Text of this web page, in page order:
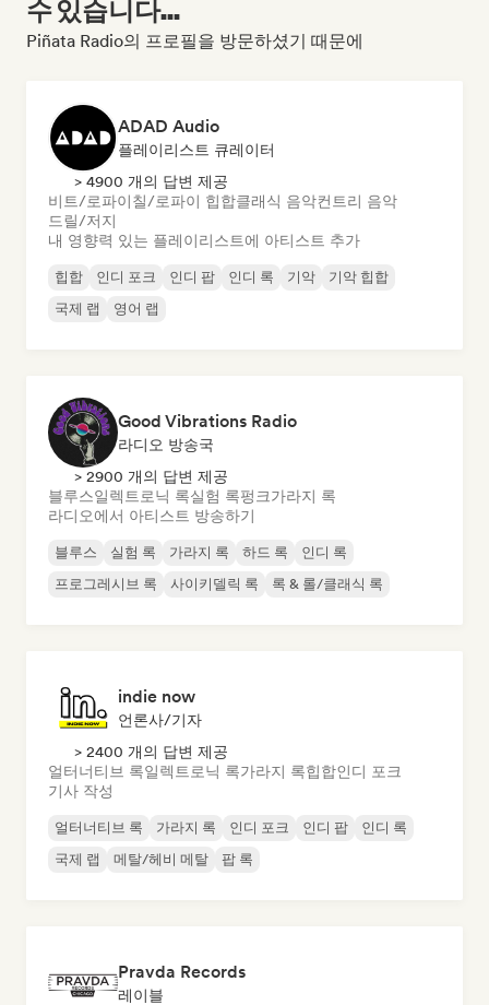
수 있습니다...
Piñata Radio의 프로필을 방문하셨기 때문에
ADAD Audio
플레이리스트 큐레이터
> 4900 개의 답변 제공
비트/로파이칠/로파이 힙합클래식 음악컨트리 음악
드릴/저지
내 영향력 있는 플레이리스트에 아티스트 추가
힙합 인디 포크 인디 팝 인디 록 기악
기악 힙합
국제 랩
영어 랩
Good Vibrations Radio
라디오 방송국
> 2900 개의 답변 제공
블루스일렉트로닉 록실험 록펑크가라지 록
라디오에서 아티스트 방송하기
블루스 실험 록 가라지 록 하드 록
인디 록
프로그레시브 록
사이키델릭 록 록 & 롤/클래식 록
indie now
언론사/기자
> 2400 개의 답변 제공
얼터너티브 록일렉트로닉 록가라지 록힙합인디 포크
기사 작성
얼터너티브 록 가라지 록 인디 포크 인디 팝
인디 록
국제 랩
메탈/헤비 메탈 팝 록
Pravda Records
레이블